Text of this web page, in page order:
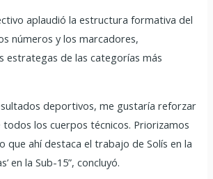
aplaudió la estructura formativa del
números y los marcadores,
estrategas de las categorías más
deportivos, me gustaría reforzar
los cuerpos técnicos. Priorizamos
que ahí destaca el trabajo de Solís en la
en la Sub-15”, concluyó.